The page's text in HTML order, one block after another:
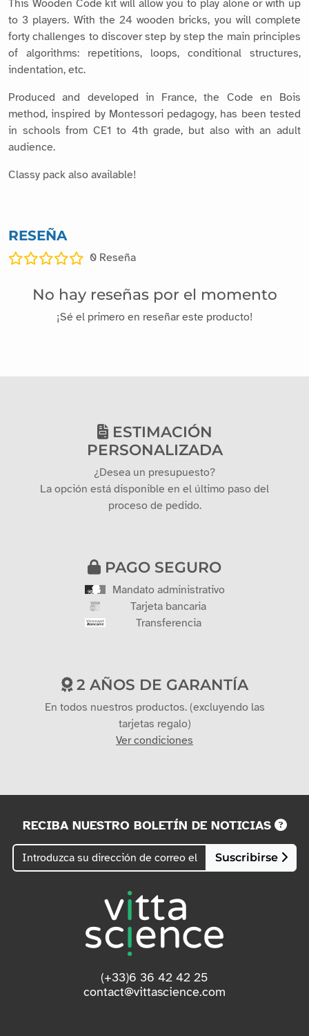
This Wooden Code kit will allow you to play alone or with up
to 3 players. With the 24 wooden bricks, you will complete
forty challenges to discover step by step the main principles
of algorithms: repetitions, loops, conditional structures,
indentation, etc.
Produced and developed in France, the Code en Bois
method, inspired by Montessori pedagogy, has been tested
in schools from CE1 to 4th grade, but also with an adult
audience.
Classy pack also available!
RESEÑA
0 Reseña
No hay reseñas por el momento
¡Sé el primero en reseñar este producto!
ESTIMACIÓN
PERSONALIZADA
¿Desea un presupuesto?
La opción está disponible en el último paso del
proceso de pedido.
PAGO SEGURO
Mandato administrativo
Tarjeta bancaria
Transferencia
2 AÑOS DE GARANTÍA
En todos nuestros productos. (excluyendo las
tarjetas regalo)
Ver condiciones
RECIBA NUESTRO BOLETÍN DE NOTICIAS
Suscribirse
(+33)6 36 42 42 25
contact@vittascience.com